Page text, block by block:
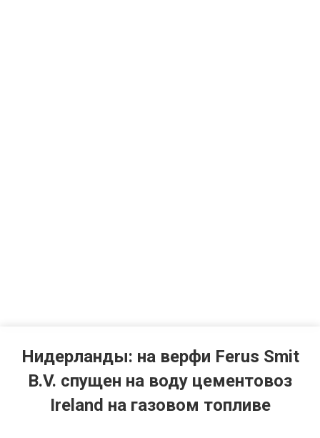
Нидерланды: на верфи Ferus Smit
B.V. спущен на воду цементовоз
Ireland на газовом топливе